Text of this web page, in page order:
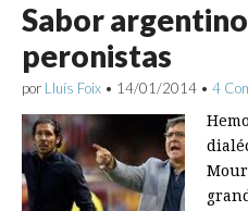
Sabor
peronistas
por Lluís Foix • 14/01/2014 • 4